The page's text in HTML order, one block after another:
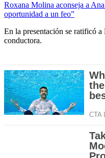
Roxana Molina aconseja a
oportunidad a un feo”
En la presentación se ratificó
conductora.